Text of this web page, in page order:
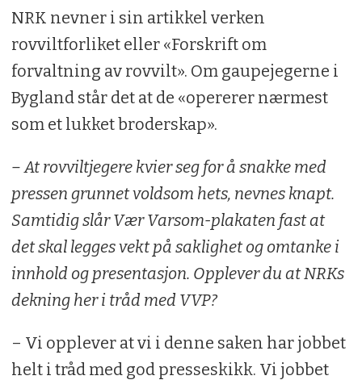
NRK nevner i sin artikkel verken
rovviltforliket eller «Forskrift om
forvaltning av rovvilt». Om gaupejegerne i
Bygland står det at de «opererer nærmest
som et lukket broderskap».
– At rovviltjegere kvier seg for å snakke med
pressen grunnet voldsom hets, nevnes knapt.
Samtidig slår Vær Varsom-plakaten fast at
det skal legges vekt på saklighet og omtanke i
innhold og presentasjon. Opplever du at NRKs
dekning her i tråd med VVP?
– Vi opplever at vi i denne saken har jobbet
helt i tråd med god presseskikk. Vi jobbet